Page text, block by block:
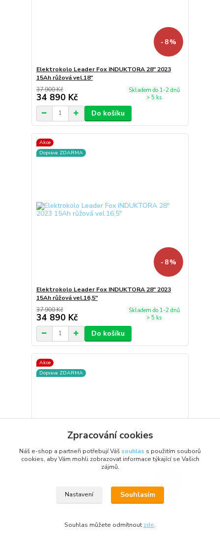
- 8 %
Elektrokolo Leader Fox INDUKTORA 28" 2023
15Ah růžová vel.18"
37 900 Kč
34 890 Kč
Skladem do 1-2 dnů
> 5 ks
Do košíku
Akce
Doprava ZDARMA
- 8 %
Elektrokolo Leader Fox INDUKTORA 28" 2023
15Ah růžová vel.16,5"
37 900 Kč
34 890 Kč
Skladem do 1-2 dnů
> 5 ks
Do košíku
Akce
Doprava ZDARMA
Zpracování cookies
Náš e-shop a partneři potřebují Váš souhlas s použitím souborů
cookies, aby Vám mohli zobrazovat informace týkající se Vašich
zájmů.
Nastavení Souhlasím
Souhlas můžete odmítnout zde.